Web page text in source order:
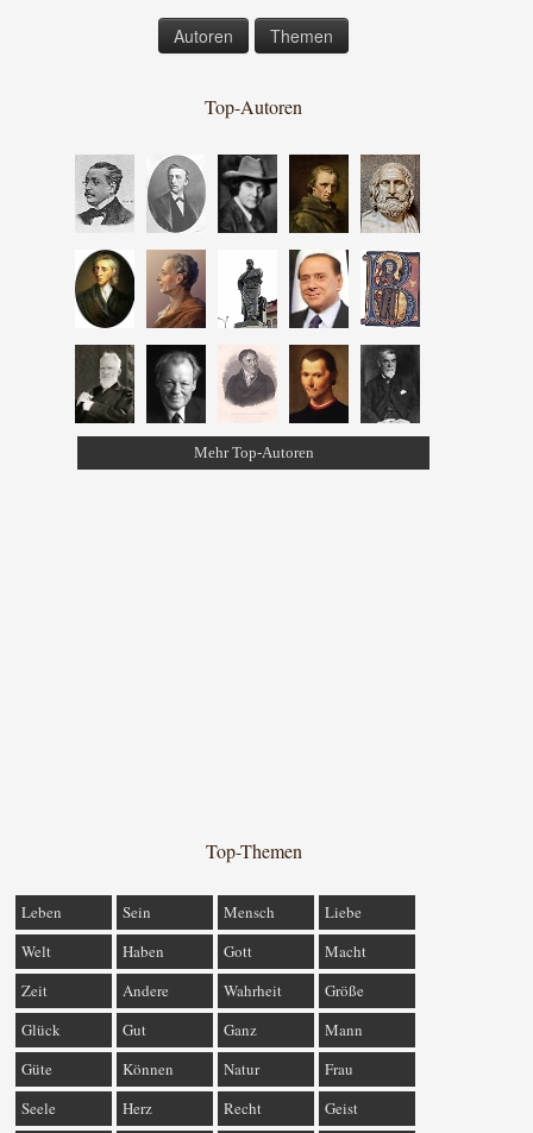
Autoren Themen
Top-Autoren
Mehr Top-Autoren
Top-Themen
Leben Sein Mensch
Liebe
Welt
Haben Gott
Macht
Zeit
Andere Wahrheit
Größe
Glück
Gut Ganz
Mann
Güte
Können Natur
Frau
Seele
Herz Recht Geist